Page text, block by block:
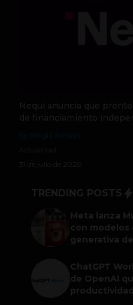
Nequi anuncia que
de financiamiento
31 de julio de 2026
TRENDING POSTS
Meta lanza
con modelos
generativa
ChatGPT
de OpenAI